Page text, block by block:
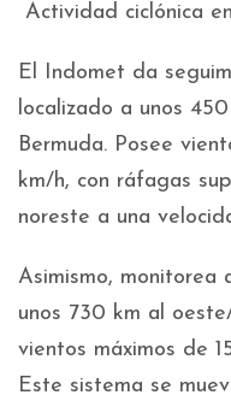
Actividad ciclónica
El Indomet da
localizado a unos
Bermuda. Posee
km/h, con ráfagas
noreste a una
Asimismo, monitorea
unos 730 km al
vientos máximos de
Este sistema se